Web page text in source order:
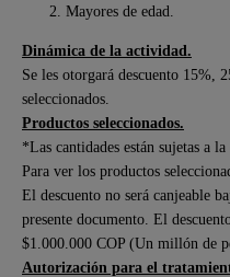
Mayores de edad.
Dinámica de la actividad.
Se les otorgará descuento 15%,
seleccionados.
Productos seleccionados.
*Las cantidades están sujetas a
Para ver los productos
El descuento no será canjeable
presente documento. El
$1.000.000 COP (Un millón de
Autorización para el